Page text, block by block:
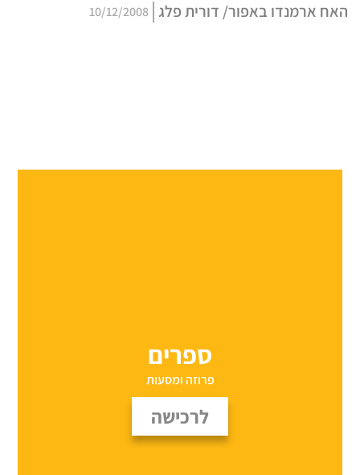
האח ארמנדו באפור/ דורית פלג 10/12/2008
ספרים
פרוזה ומסעות
לרכישה